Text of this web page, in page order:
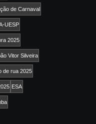
de Carnaval
UESP
2025
Vitor Silveira
de rua 2025
ESA